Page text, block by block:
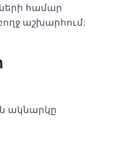
համար
աշխարհում:
ակնարկը